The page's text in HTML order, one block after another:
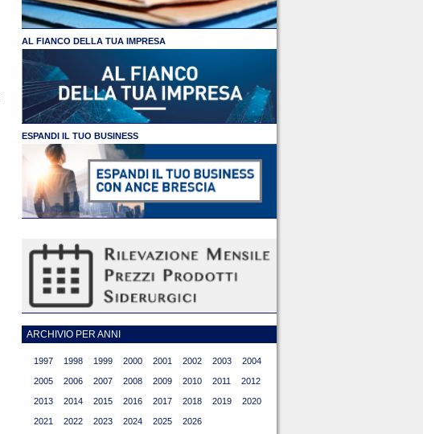
AL FIANCO DELLA TUA IMPRESA
ESPANDI IL TUO BUSINESS
ARCHIVIO PER ANNI
1997 1998 1999 2000 2001 2002 2003 2004
2005 2006 2007 2008 2009 2010 2011 2012
2013 2014 2015 2016 2017 2018 2019 2020
2021 2022 2023 2024 2025 2026